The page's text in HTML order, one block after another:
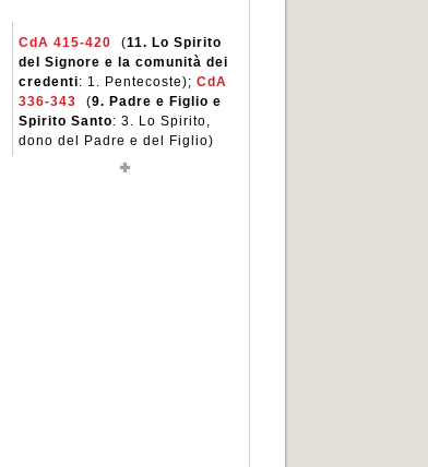
CdA 415-420 (11. Lo Spirito
del Signore e la comunità dei
credenti: 1. Pentecoste);CdA
336-343
(9. Padre e Figlio e
Spirito Santo: 3. Lo Spirito,
dono del Padre e del Figlio)